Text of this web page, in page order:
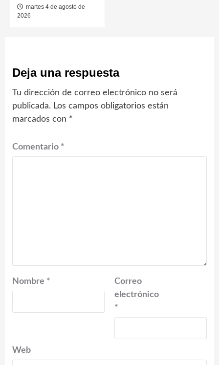
martes 4 de agosto de
2026
Deja una respuesta
Tu dirección de correo electrónico no será
publicada. Los campos obligatorios están
marcados con *
Comentario *
Nombre *
Correo
electrónico
*
Web